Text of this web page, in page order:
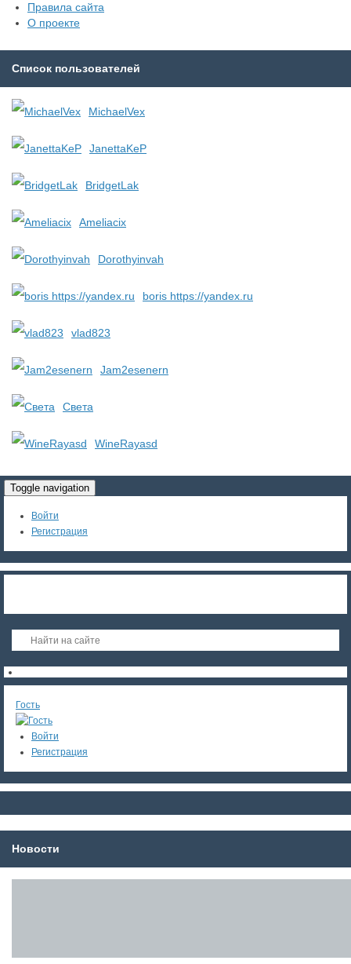
Правила сайта
О проекте
Список пользователей
MichaelVex
JanettaKeP
BridgetLak
Ameliacix
Dorothyinvah
boris https://yandex.ru
vlad823
Jam2esenern
Света
WineRayasd
Toggle navigation
Войти
Регистрация
Гость
Войти
Регистрация
Новости